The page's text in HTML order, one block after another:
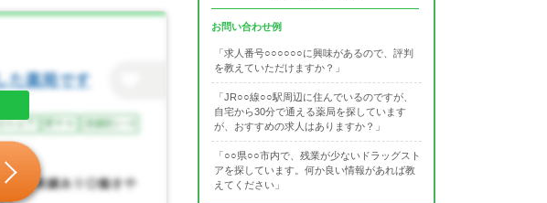
お問い合わせ例
「求人番号○○○○○○に興味があるので、評判
を教えていただけますか？」
「JR○○線○○駅周辺に住んでいるのですが、
自宅から30分で通える薬局を探しています
が、おすすめの求人はありますか？」
「○○県○○市内で、残業が少ないドラッグスト
アを探しています。何か良い情報があれば教
えてください」